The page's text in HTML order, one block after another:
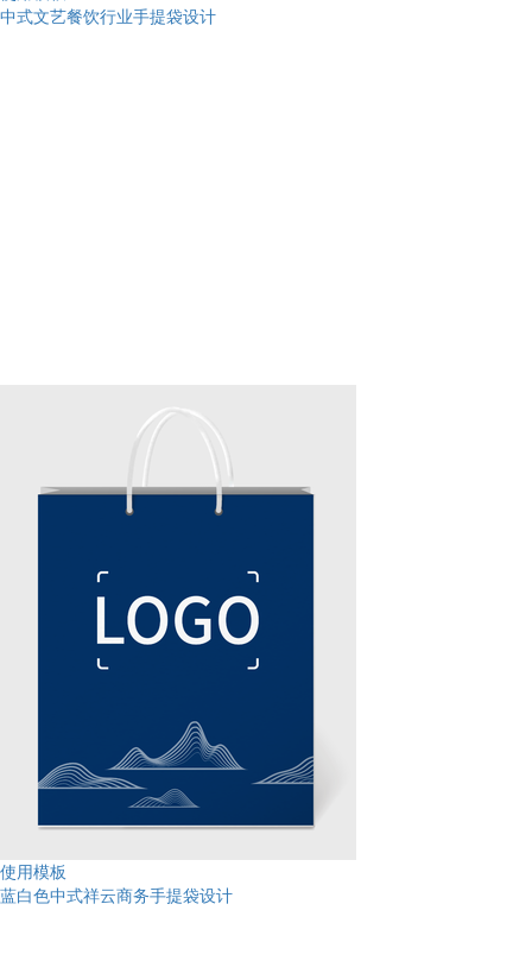
中式文艺餐饮行业手提袋设计
使用模板
蓝白色中式祥云商务手提袋设计